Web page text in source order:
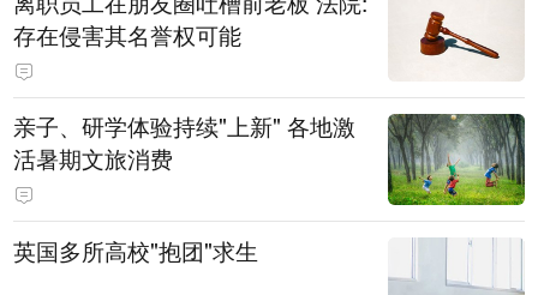
存在侵害其名誉权可能
亲子、研学体验持续"上新" 各地激
活暑期文旅消费
英国多所高校"抱团"求生